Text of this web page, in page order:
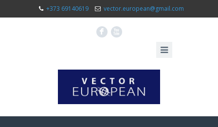
+373 69140619 vector.european@gmail.com
F X